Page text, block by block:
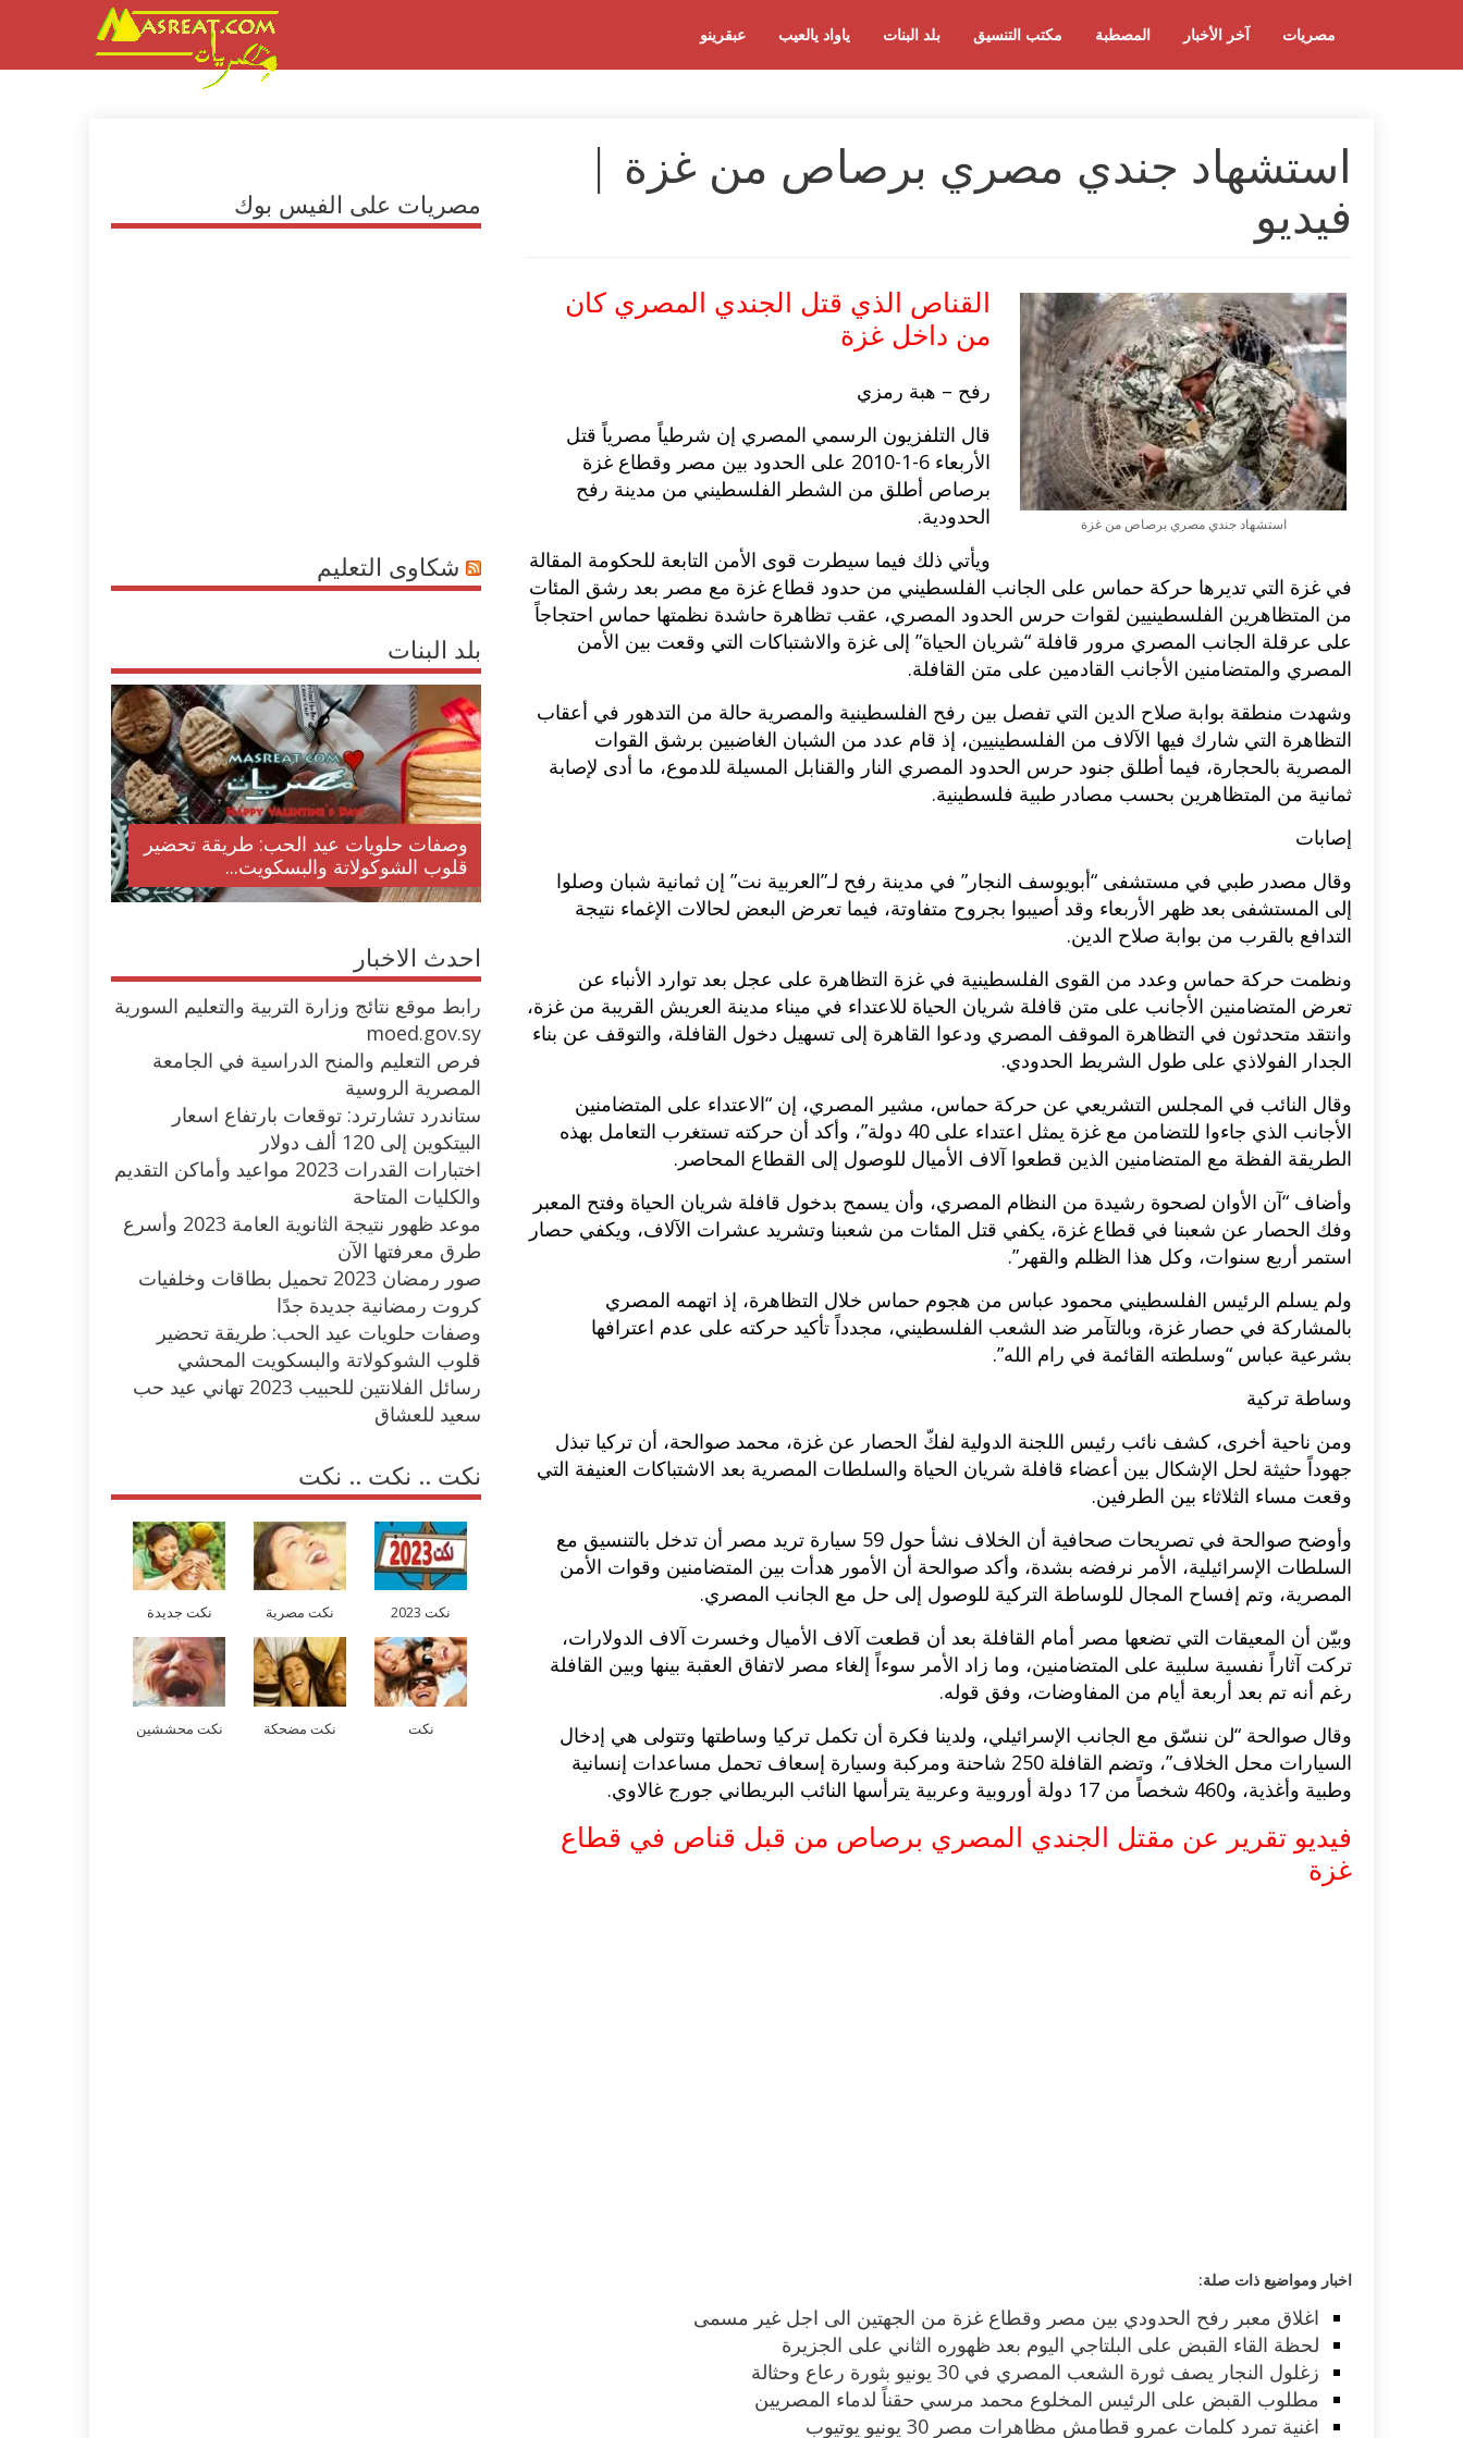
عبقرينو ياواد يالعيب بلد البنات مكتب التنسيق المصطبة آخر الأخبار مصريات
استشهاد جندي مصري برصاص من غزة |
فيديو
استشهاد جندي مصري برصاص من غزة
القناص الذي قتل الجندي المصري كان
من داخل غزة
رفح – هبة رمزي
قال التلفزيون الرسمي المصري إن شرطياً مصرياً قتل
الأربعاء 6-1-2010 على الحدود بين مصر وقطاع غزة
برصاص أطلق من الشطر الفلسطيني من مدينة رفح
الحدودية.
ويأتي ذلك فيما سيطرت قوى الأمن التابعة للحكومة المقالة
في غزة التي تديرها حركة حماس على الجانب الفلسطيني من حدود قطاع غزة مع مصر بعد رشق المئات
من المتظاهرين الفلسطينيين لقوات حرس الحدود المصري، عقب تظاهرة حاشدة نظمتها حماس احتجاجاً
على عرقلة الجانب المصري مرور قافلة “شريان الحياة” إلى غزة والاشتباكات التي وقعت بين الأمن
المصري والمتضامنين الأجانب القادمين على متن القافلة.
وشهدت منطقة بوابة صلاح الدين التي تفصل بين رفح الفلسطينية والمصرية حالة من التدهور في أعقاب
التظاهرة التي شارك فيها الآلاف من الفلسطينيين، إذ قام عدد من الشبان الغاضبين برشق القوات
المصرية بالحجارة، فيما أطلق جنود حرس الحدود المصري النار والقنابل المسيلة للدموع، ما أدى لإصابة
ثمانية من المتظاهرين بحسب مصادر طبية فلسطينية.
إصابات
وقال مصدر طبي في مستشفى “أبويوسف النجار” في مدينة رفح لـ”العربية نت” إن ثمانية شبان وصلوا
إلى المستشفى بعد ظهر الأربعاء وقد أصيبوا بجروح متفاوتة، فيما تعرض البعض لحالات الإغماء نتيجة
التدافع بالقرب من بوابة صلاح الدين.
ونظمت حركة حماس وعدد من القوى الفلسطينية في غزة التظاهرة على عجل بعد توارد الأنباء عن
تعرض المتضامنين الأجانب على متن قافلة شريان الحياة للاعتداء في ميناء مدينة العريش القريبة من غزة،
وانتقد متحدثون في التظاهرة الموقف المصري ودعوا القاهرة إلى تسهيل دخول القافلة، والتوقف عن بناء
الجدار الفولاذي على طول الشريط الحدودي.
وقال النائب في المجلس التشريعي عن حركة حماس، مشير المصري، إن “الاعتداء على المتضامنين
الأجانب الذي جاءوا للتضامن مع غزة يمثل اعتداء على 40 دولة”، وأكد أن حركته تستغرب التعامل بهذه
الطريقة الفظة مع المتضامنين الذين قطعوا آلاف الأميال للوصول إلى القطاع المحاصر.
وأضاف “آن الأوان لصحوة رشيدة من النظام المصري، وأن يسمح بدخول قافلة شريان الحياة وفتح المعبر
وفك الحصار عن شعبنا في قطاع غزة، يكفي قتل المئات من شعبنا وتشريد عشرات الآلاف، ويكفي حصار
استمر أربع سنوات، وكل هذا الظلم والقهر”.
ولم يسلم الرئيس الفلسطيني محمود عباس من هجوم حماس خلال التظاهرة، إذ اتهمه المصري
بالمشاركة في حصار غزة، وبالتآمر ضد الشعب الفلسطيني، مجدداً تأكيد حركته على عدم اعترافها
بشرعية عباس “وسلطته القائمة في رام الله”.
وساطة تركية
ومن ناحية أخرى، كشف نائب رئيس اللجنة الدولية لفكّ الحصار عن غزة، محمد صوالحة، أن تركيا تبذل
جهوداً حثيثة لحل الإشكال بين أعضاء قافلة شريان الحياة والسلطات المصرية بعد الاشتباكات العنيفة التي
وقعت مساء الثلاثاء بين الطرفين.
وأوضح صوالحة في تصريحات صحافية أن الخلاف نشأ حول 59 سيارة تريد مصر أن تدخل بالتنسيق مع
السلطات الإسرائيلية، الأمر نرفضه بشدة، وأكد صوالحة أن الأمور هدأت بين المتضامنين وقوات الأمن
المصرية، وتم إفساح المجال للوساطة التركية للوصول إلى حل مع الجانب المصري.
وبيّن أن المعيقات التي تضعها مصر أمام القافلة بعد أن قطعت آلاف الأميال وخسرت آلاف الدولارات،
تركت آثاراً نفسية سلبية على المتضامنين، وما زاد الأمر سوءاً إلغاء مصر لاتفاق العقبة بينها وبين القافلة
رغم أنه تم بعد أربعة أيام من المفاوضات، وفق قوله.
وقال صوالحة “لن ننسّق مع الجانب الإسرائيلي، ولدينا فكرة أن تكمل تركيا وساطتها وتتولى هي إدخال
السيارات محل الخلاف”، وتضم القافلة 250 شاحنة ومركبة وسيارة إسعاف تحمل مساعدات إنسانية
وطبية وأغذية، و460 شخصاً من 17 دولة أوروبية وعربية يترأسها النائب البريطاني جورج غالاوي.
فيديو تقرير عن مقتل الجندي المصري برصاص من قبل قناص في قطاع
غزة
اخبار ومواضيع ذات صلة:
اغلاق معبر رفح الحدودي بين مصر وقطاع غزة من الجهتين الى اجل غير مسمى
لحظة القاء القبض على البلتاجي اليوم بعد ظهوره الثاني على الجزيرة
زغلول النجار يصف ثورة الشعب المصري في 30 يونيو بثورة رعاع وحثالة
مطلوب القبض على الرئيس المخلوع محمد مرسي حقناً لدماء المصريين
اغنية تمرد كلمات عمرو قطامش مظاهرات مصر 30 يونيو يوتيوب
مصريات على الفيس بوك
شكاوى التعليم
بلد البنات
وصفات حلويات عيد الحب: طريقة تحضير
قلوب الشوكولاتة والبسكويت...
والميلاد المجيد الكريسما...
وصفات بالفيديو والصور...
اكلات عيد الاضحى 2023 وصفات طبخ
احدث الاخبار
رابط موقع نتائج وزارة التربية والتعليم السورية
moed.gov.sy
فرص التعليم والمنح الدراسية في الجامعة
المصرية الروسية
ستاندرد تشارترد: توقعات بارتفاع اسعار
البيتكوين إلى 120 ألف دولار
اختبارات القدرات 2023 مواعيد وأماكن التقديم
والكليات المتاحة
موعد ظهور نتيجة الثانوية العامة 2023 وأسرع
طرق معرفتها الآن
صور رمضان 2023 تحميل بطاقات وخلفيات
كروت رمضانية جديدة جدًا
وصفات حلويات عيد الحب: طريقة تحضير
قلوب الشوكولاتة والبسكويت المحشي
رسائل الفلانتين للحبيب 2023 تهاني عيد حب
سعيد للعشاق
نكت .. نكت .. نكت
نكت 2023 نكت مصرية نكت جديدة
نكت نكت مضحكة نكت محششين